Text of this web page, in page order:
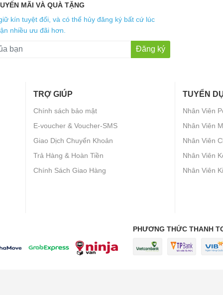
MÃI VÀ QUÀ TẶNG
kín tuyệt đối, và có thể hủy đăng ký bất cứ lúc
nhiều ưu đãi hơn.
Đăng ký
TRỢ GIÚP
Chính sách bảo mật
E-voucher & Voucher-SMS
Giao Dịch Chuyển Khoản
Trả Hàng & Hoàn Tiền
Chính Sách Giao Hàng
TUYỂN
Nhân Viên
Nhân Viên
Nhân Viên
Nhân Viên
Nhân Viên
PHƯƠNG THỨC THANH